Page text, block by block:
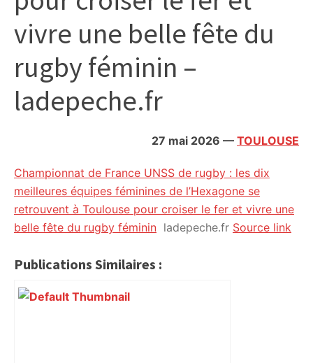
vivre une belle fête du
rugby féminin –
ladepeche.fr
27 mai 2026 — TOULOUSE
Championnat de France UNSS de rugby : les dix
meilleures équipes féminines de l’Hexagone se
retrouvent à Toulouse pour croiser le fer et vivre une
belle fête du rugby féminin ladepeche.fr Source link
Publications Similaires :